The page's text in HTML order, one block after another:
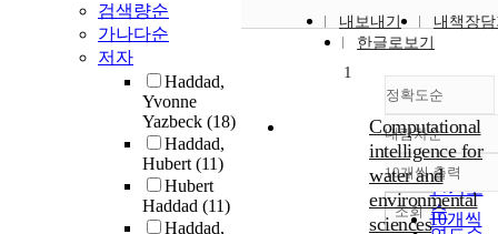
검색량순
가나다순
저자
Haddad,
Yvonne
Yazbeck (18)
Haddad,
Hubert(11)
Hubert
Haddad (11)
Haddad,
내보내기
내책장
한글로보기
정확도순
정확도
순
인기도
순
내림차순
내림차
10개씩 출력
10개씩
조회
1
Computational
intelligence for
water and
environmental
sciences